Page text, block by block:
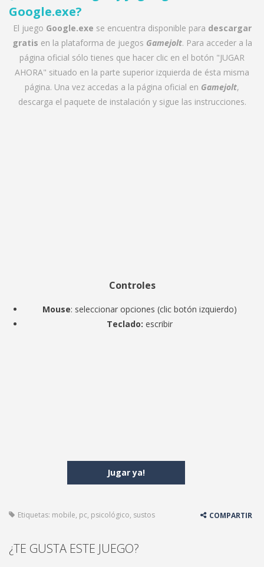
Jugar ya!
Google.exe?
El juego Google.exe se encuentra disponible para descargar
gratis en la plataforma de juegos Gamejolt. Para acceder a la
página oficial sólo tienes que hacer clic en el botón "JUGAR
AHORA" situado en la parte superior izquierda de ésta misma
página. Una vez accedas a la página oficial en Gamejolt,
descarga el paquete de instalación y sigue las instrucciones.
Controles
Mouse: seleccionar opciones (clic botón izquierdo)
Teclado: escribir
Etiquetas: mobile, pc, psicológico, sustos COMPARTIR
¿TE GUSTA ESTE JUEGO?